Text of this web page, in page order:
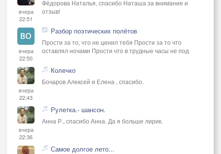
вчера
22:51
Фёдорова Наталья, спасибо Наташа за внимание и
отзыв!
вчера
22:50
Разбор поэтических полётов
Прости за то, что не ценил тебя Прости за то что
оставлял ночами Прости что в трудные часы не под
вчера
22:43
Колечко
Бочаров Алексей и Елена , спасибо.
вчера
22:36
Рулетка.- шансон.
Анна Р., спасибо Анна. Да я больше лирик.
Самое долгое лето...